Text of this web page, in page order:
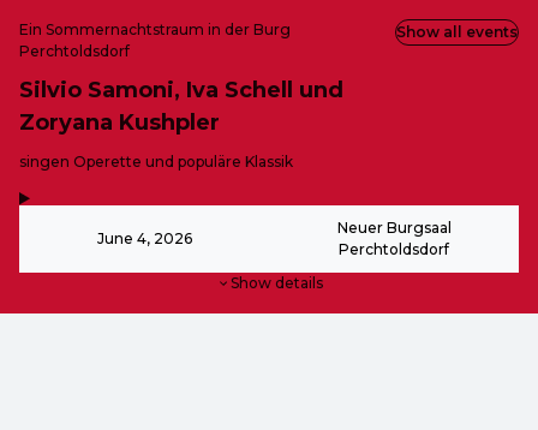
Ein Sommernachtstraum in der Burg
Perchtoldsdorf
Silvio Samoni, Iva Schell und
Zoryana Kushpler
-singen Operette und populäre Klassik
June 4, 2026
Neuer Burgsaal
Perchtoldsdorf
Show details
Show all events